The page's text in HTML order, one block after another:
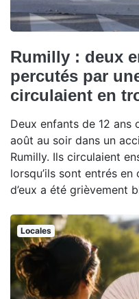
Rumilly : deux
percutés par
circulaient en
Deux enfants de 12 ans
août au soir dans un
Rumilly. Ils circulaient
lorsqu’ils sont entrés en
d’eux a été grièvement
Locales